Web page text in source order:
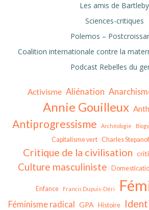
Les amis de Bartleby
Sciences-critiques
Polemos –
Coalition internationale contre la
Podcast Rebelles du
Activisme Aliénation
Annie Gouilleux
Antiprogressisme Archéologie
Capitalisme vert Charles
Critique de la civilisation
Culture masculiniste
Enfance Francis Dupuis-Déri
Féminisme radical GPA Histoire